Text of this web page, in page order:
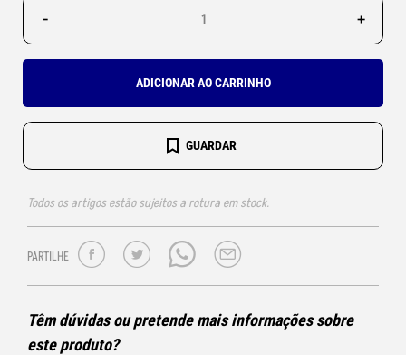
- +
ADICIONAR AO CARRINHO
GUARDAR
Todos os artigos estão sujeitos a rotura em stock.
PARTILHE
Têm dúvidas ou pretende mais informações sobre
este produto?